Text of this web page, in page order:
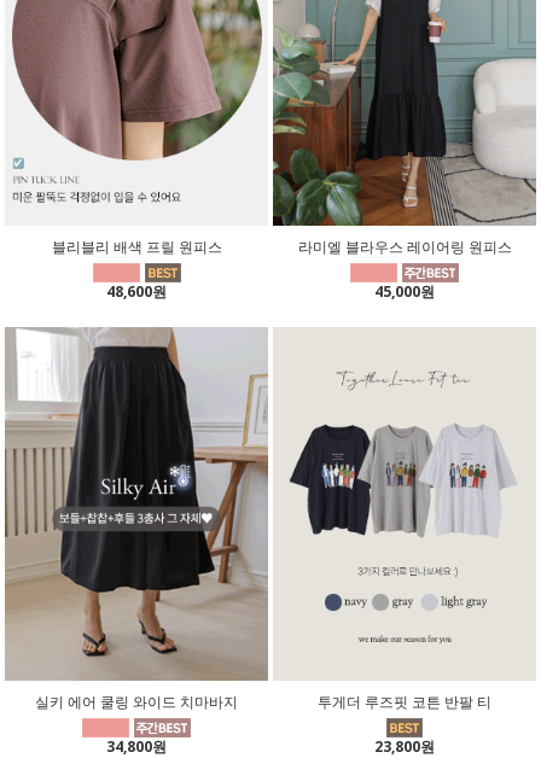
블리블리 배색 프릴 원피스
48,600원
라미엘 블라우스 레이어링 원피스
45,000원
실키 에어 쿨링 와이드 치마바지
34,800원
투게더 루즈핏 코튼 반팔 티
23,800원